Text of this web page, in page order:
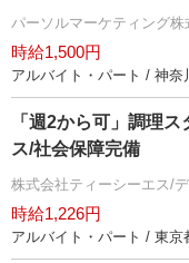
パーソルマーケティング株
時給1,500円
アルバイト・パート / 神奈
「週2から可」調理
ス/社会保障完備
株式会社ティーシーエス/
時給1,226円
アルバイト・パート / 東京